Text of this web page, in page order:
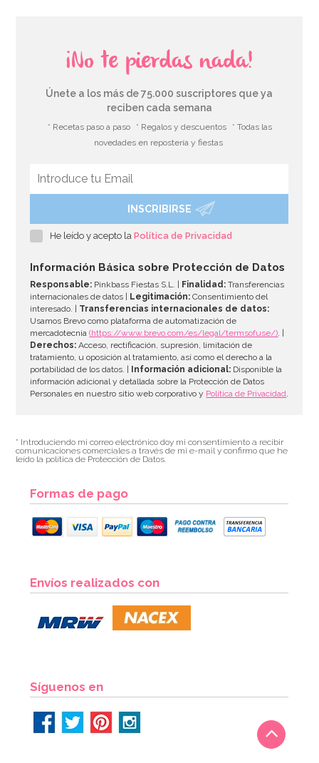
¡No te pierdas nada!
Únete a los más de 75.000 suscriptores que ya
reciben cada semana
* Recetas paso a paso * Regalos y descuentos
* Todas las
novedades en repostería y fiestas
INSCRIBIRSE
He leído y acepto laPolítica de Privacidad
Información Básica sobre Protección de Datos
Responsable: Pinkbass Fiestas S.L. | Finalidad: Transferencias
internacionales de datos | Legitimación: Consentimiento del
interesado. | Transferencias internacionales de datos:
Usamos Brevo como plataforma de automatización de
mercadotecnia(https://www.brevo.com/es/legal/termsofuse/) . |
Derechos: Acceso, rectificación, supresión, limitación de
tratamiento, u oposición al tratamiento, así como el derecho a la
portabilidad de los datos. | Información adicional: Disponible la
información adicional y detallada sobre la Protección de Datos
Personales en nuestro sitio web corporativo y Política de Privacidad
* Introduciendo mi correo electrónico doy mi consentimiento a recibir
comunicaciones comerciales a través de mi e-mail y confirmo que he
leído la política de Protección de Datos.
Formas de pago
Envíos realizados con
Síguenos en